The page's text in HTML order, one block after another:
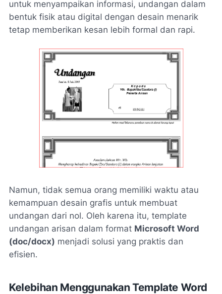
untuk menyampaikan informasi, undangan dalam
bentuk fisik atau digital dengan desain menarik
tetap memberikan kesan lebih formal dan rapi.
Namun, tidak semua orang memiliki waktu atau
kemampuan desain grafis untuk membuat
undangan dari nol. Oleh karena itu, template
undangan arisan dalam format Microsoft Word
(doc/docx) menjadi solusi yang praktis dan
efisien.
Kelebihan Menggunakan Template Word